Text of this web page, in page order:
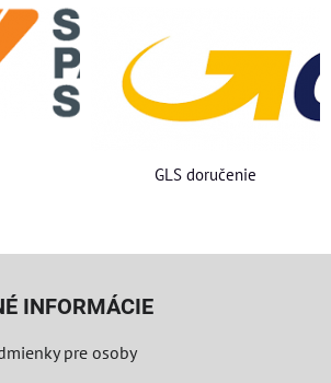
GLS doručenie
INFORMÁCIE
pre osoby